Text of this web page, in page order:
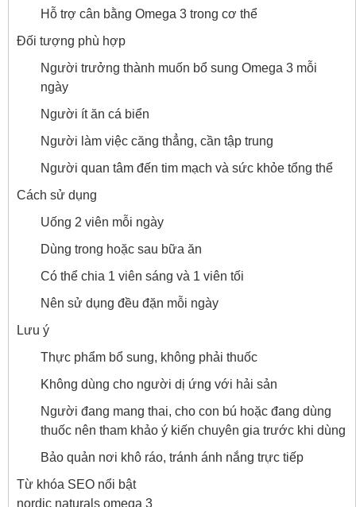
Hỗ trợ cân bằng Omega 3 trong cơ thể
Đối tượng phù hợp
Người trưởng thành muốn bổ sung Omega 3 mỗi
ngày
Người ít ăn cá biển
Người làm việc căng thẳng, cần tập trung
Người quan tâm đến tim mạch và sức khỏe tổng thể
Cách sử dụng
Uống 2 viên mỗi ngày
Dùng trong hoặc sau bữa ăn
Có thể chia 1 viên sáng và 1 viên tối
Nên sử dụng đều đặn mỗi ngày
Lưu ý
Thực phẩm bổ sung, không phải thuốc
Không dùng cho người dị ứng với hải sản
Người đang mang thai, cho con bú hoặc đang dùng
thuốc nên tham khảo ý kiến chuyên gia trước khi dùng
Bảo quản nơi khô ráo, tránh ánh nắng trực tiếp
Từ khóa SEO nổi bật
nordic naturals omega 3